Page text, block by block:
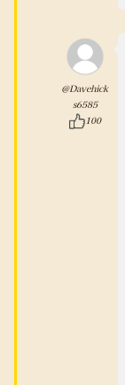
@Davehick
s6585
100